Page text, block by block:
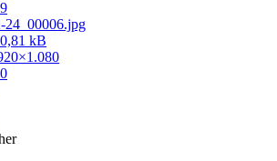
24_00006.jpg
kB